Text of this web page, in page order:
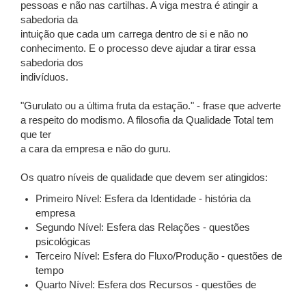
pessoas e não nas cartilhas. A viga mestra é atingir a
sabedoria da
intuição que cada um carrega dentro de si e não no
conhecimento. E o processo deve ajudar a tirar essa
sabedoria dos
indivíduos.
"Gurulato ou a última fruta da estação." - frase que adverte
a respeito do modismo. A filosofia da Qualidade Total tem
que ter
a cara da empresa e não do guru.
Os quatro níveis de qualidade que devem ser atingidos:
Primeiro Nível: Esfera da Identidade - história da
empresa
Segundo Nível: Esfera das Relações - questões
psicológicas
Terceiro Nível: Esfera do Fluxo/Produção - questões de
tempo
Quarto Nível: Esfera dos Recursos - questões de